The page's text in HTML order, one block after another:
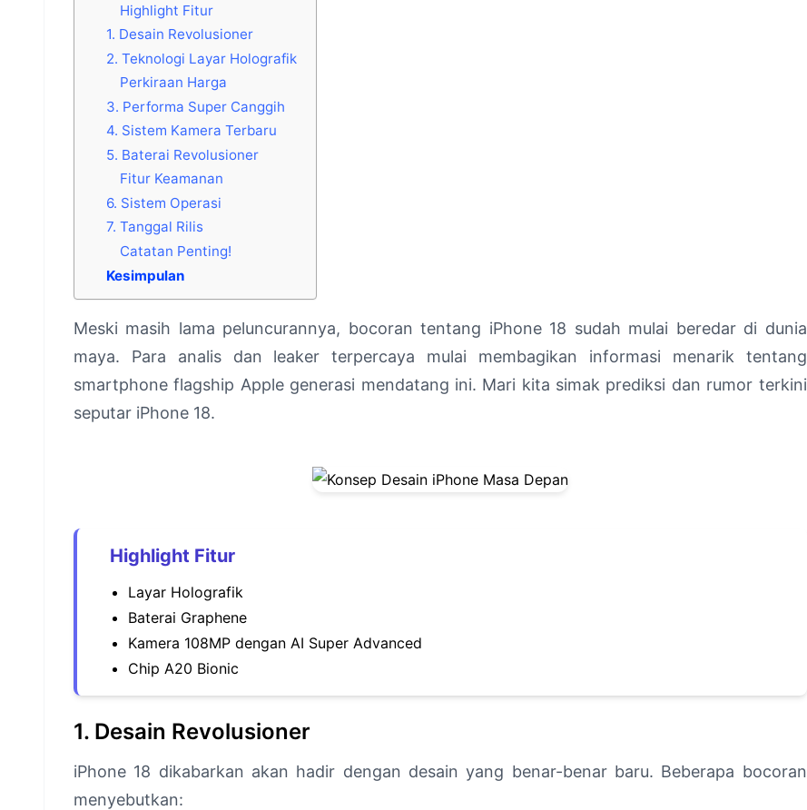
Highlight Fitur
1. Desain Revolusioner
2. Teknologi Layar Holografik
Perkiraan Harga
3. Performa Super Canggih
4. Sistem Kamera Terbaru
5. Baterai Revolusioner
Fitur Keamanan
6. Sistem Operasi
7. Tanggal Rilis
Catatan Penting!
Kesimpulan
Meski masih lama peluncurannya, bocoran tentang iPhone 18 sudah mulai beredar di dunia
maya. Para analis dan leaker terpercaya mulai membagikan informasi menarik tentang
smartphone flagship Apple generasi mendatang ini. Mari kita simak prediksi dan rumor terkini
seputar iPhone 18.
Highlight Fitur
Layar Holografik
Baterai Graphene
Kamera 108MP dengan AI Super Advanced
Chip A20 Bionic
1. Desain Revolusioner
iPhone 18 dikabarkan akan hadir dengan desain yang benar-benar baru. Beberapa bocoran
menyebutkan: